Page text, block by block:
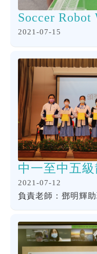
2021-07-15
中一至中五
2021-07-12
負責老師：鄧明輝